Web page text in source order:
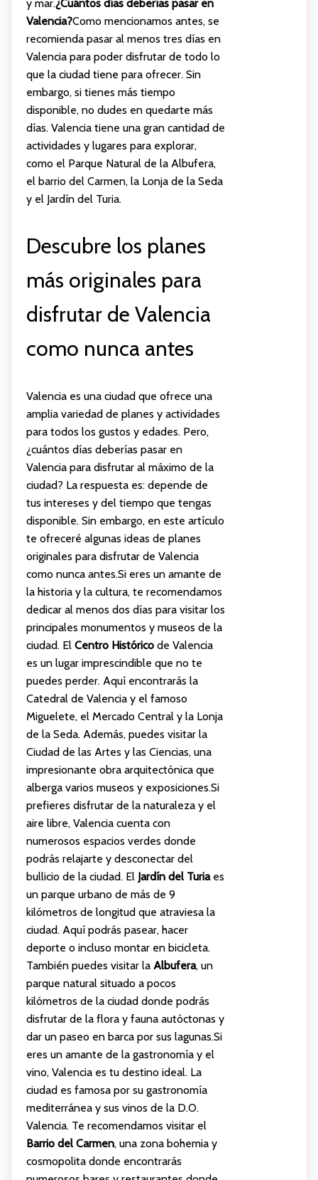
y mar.¿Cuántos días deberías pasar en
Valencia?Como mencionamos antes, se
recomienda pasar al menos tres días en
Valencia para poder disfrutar de todo lo
que la ciudad tiene para ofrecer. Sin
embargo, si tienes más tiempo
disponible, no dudes en quedarte más
días. Valencia tiene una gran cantidad de
actividades y lugares para explorar,
como el Parque Natural de la Albufera,
el barrio del Carmen, la Lonja de la Seda
y el Jardín del Turia.
Descubre los planes
más originales para
disfrutar de Valencia
como nunca antes
Valencia es una ciudad que ofrece una
amplia variedad de planes y actividades
para todos los gustos y edades. Pero,
¿cuántos días deberías pasar en
Valencia para disfrutar al máximo de la
ciudad? La respuesta es: depende de
tus intereses y del tiempo que tengas
disponible. Sin embargo, en este artículo
te ofreceré algunas ideas de planes
originales para disfrutar de Valencia
como nunca antes.Si eres un amante de
la historia y la cultura, te recomendamos
dedicar al menos dos días para visitar los
principales monumentos y museos de la
ciudad. El Centro Históricode Valencia
es un lugar imprescindible que no te
puedes perder. Aquí encontrarás la
Catedral de Valencia y el famoso
Miguelete, el Mercado Central y la Lonja
de la Seda. Además, puedes visitar la
Ciudad de las Artes y las Ciencias, una
impresionante obra arquitectónica que
alberga varios museos y exposiciones.Si
prefieres disfrutar de la naturaleza y el
aire libre, Valencia cuenta con
numerosos espacios verdes donde
podrás relajarte y desconectar del
bullicio de la ciudad. El Jardín del Turiaes
un parque urbano de más de 9
kilómetros de longitud que atraviesa la
ciudad. Aquí podrás pasear, hacer
deporte o incluso montar en bicicleta.
También puedes visitar la Albufera, un
parque natural situado a pocos
kilómetros de la ciudad donde podrás
disfrutar de la flora y fauna autóctonas y
dar un paseo en barca por sus lagunas.Si
eres un amante de la gastronomía y el
vino, Valencia es tu destino ideal. La
ciudad es famosa por su gastronomía
mediterránea y sus vinos de la D.O.
Valencia. Te recomendamos visitar el
Barrio del Carmen, una zona bohemia y
cosmopolita donde encontrarás